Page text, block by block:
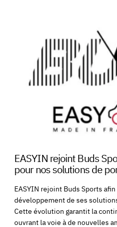
EASYIN rejoint Buds
pour nos solutions de
EASYIN rejoint Buds Sports
développement de ses
Cette évolution garantit la
ouvrant la voie à de nouvelles